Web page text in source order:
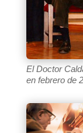
El Doctor
en febrero de